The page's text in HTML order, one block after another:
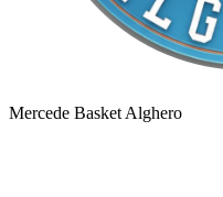
Mercede Basket Alghero